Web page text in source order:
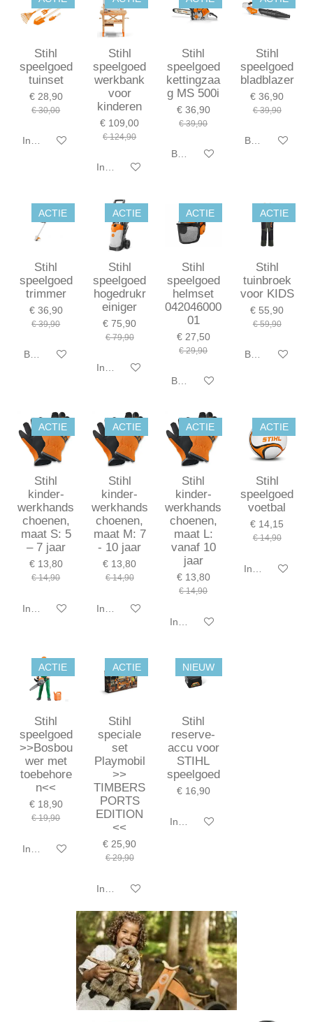
Stihl
speelgoed
tuinset
€ 28,90
€ 30,00
In winkelwagen
Stihl
speelgoed
werkbank
voor
kinderen
€ 109,00
€ 124,90
In winkelwagen
Stihl
speelgoed
kettingzaa
g MS 500i
€ 36,90
€ 39,90
Bekijk details
Stihl
speelgoed
bladblazer
€ 36,90
€ 39,90
Bekijk details
ACTIE
Stihl
speelgoed
trimmer
€ 36,90
€ 39,90
Bekijk details
ACTIE
Stihl
speelgoed
hogedrukr
einiger
€ 75,90
€ 79,90
In winkelwagen
ACTIE
Stihl
speelgoed
helmset
042046000
01
€ 27,50
€ 29,90
Bekijk details
ACTIE
Stihl
tuinbroek
voor KIDS
€ 55,90
€ 59,90
Bekijk details
ACTIE
Stihl
kinder-
werkhands
choenen,
maat S: 5
– 7 jaar
€ 13,80
€ 14,90
In winkelwagen
ACTIE
Stihl
kinder-
werkhands
choenen,
maat M: 7
- 10 jaar
€ 13,80
€ 14,90
In winkelwagen
ACTIE
Stihl
kinder-
werkhands
choenen,
maat L:
vanaf 10
jaar
€ 13,80
€ 14,90
In winkelwagen
ACTIE
Stihl
speelgoed
voetbal
€ 14,15
€ 14,90
In winkelwagen
ACTIE
Stihl
speelgoed
>>Bosbou
wer met
toebehore
n<<
€ 18,90
€ 19,90
In winkelwagen
ACTIE
Stihl
speciale
set
Playmobil
>>
TIMBERS
PORTS
EDITION
<<
€ 25,90
€ 29,90
In winkelwagen
NIEUW
Stihl
reserve-
accu voor
STIHL
speelgoed
€ 16,90
In winkelwagen